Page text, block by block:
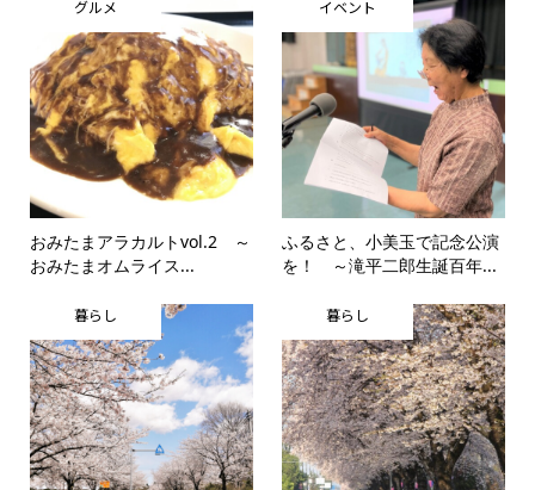
グルメ
おみたまアラカルトvol.2 ～
おみたまオムライス...
イベント
ふるさと、小美玉で記念公演
を！ ～滝平二郎生誕百年...
暮らし 暮らし